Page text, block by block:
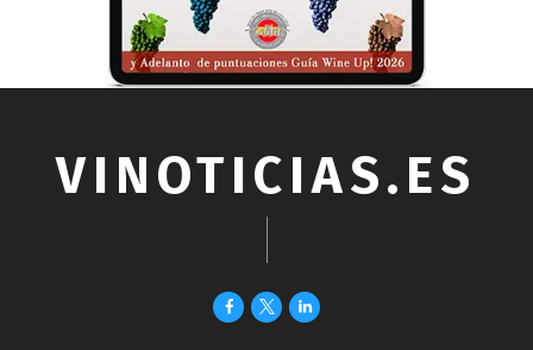
VINOTICIAS.ES